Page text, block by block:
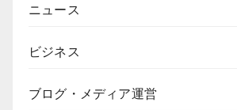
ニュース
ビジネス
ブログ・メディア運営